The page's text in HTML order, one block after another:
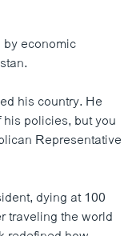
economic
his country. He
policies, but you
Representative
dying at 100
traveling the world